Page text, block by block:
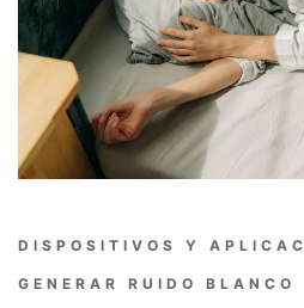
DISPOSITIVOS Y
GENERAR RUIDO BLANCO